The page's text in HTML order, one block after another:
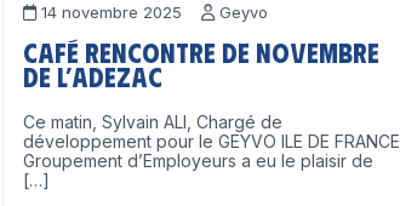
14 novembre 2025 Geyvo
Café Rencontre de Novembre
de l’ADEZAC
Ce matin, Sylvain ALI, Chargé de
développement pour le GEYVO ILE DE FRANCE
Groupement d’Employeurs a eu le plaisir de
[…]